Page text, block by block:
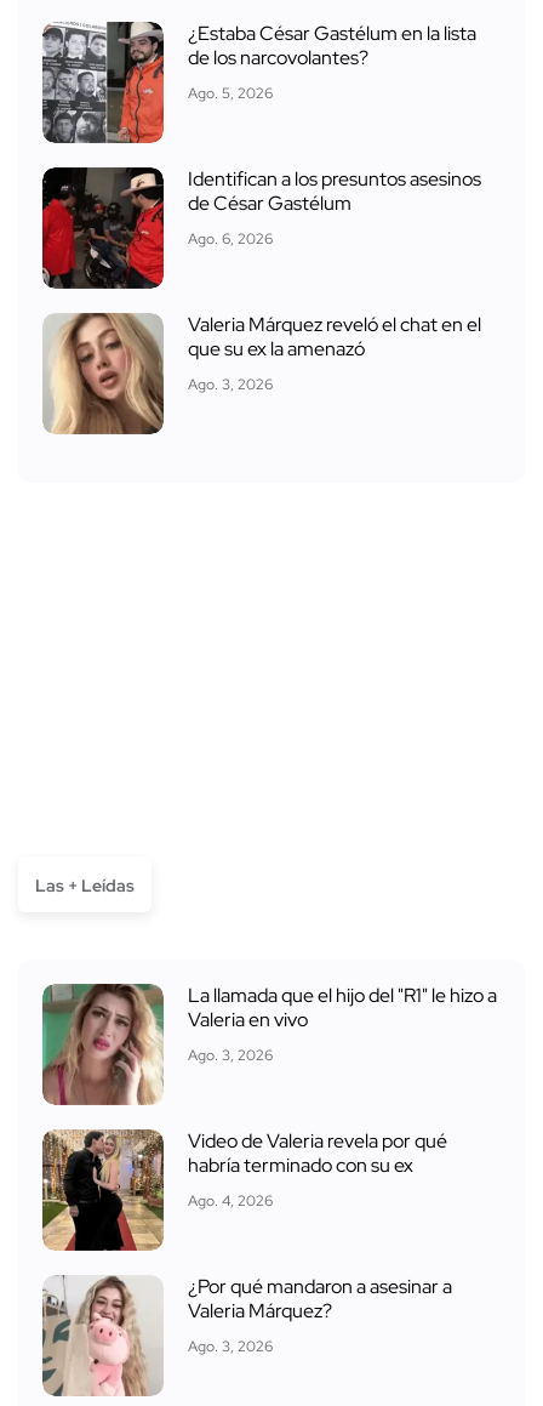
¿Estaba César Gastélum en la lista
de los narcovolantes?
Ago. 5, 2026
Identifican a los presuntos asesinos
de César Gastélum
Ago. 6, 2026
Valeria Márquez reveló el chat en el
que su ex la amenazó
Ago. 3, 2026
Las + Leídas
La llamada que el hijo del "R1" le hizo a
Valeria en vivo
Ago. 3, 2026
Video de Valeria revela por qué
habría terminado con su ex
Ago. 4, 2026
¿Por qué mandaron a asesinar a
Valeria Márquez?
Ago. 3, 2026